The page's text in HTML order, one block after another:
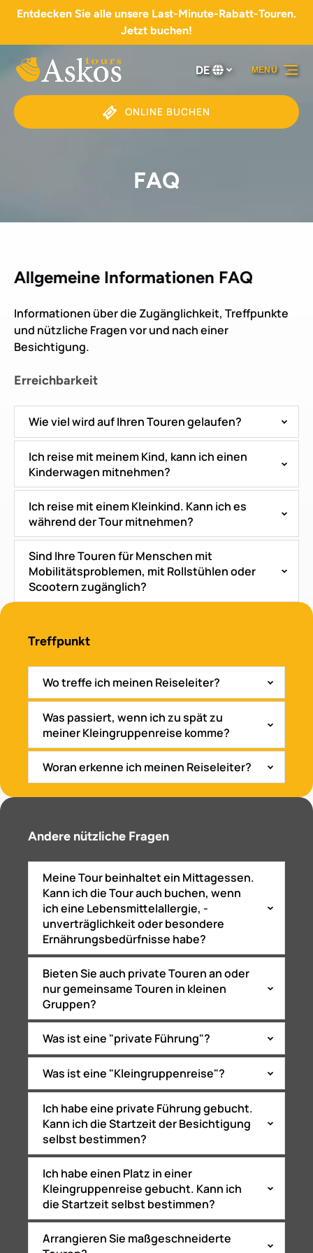
Zur Primärnavigation springen
Zum Inhalt springen
Zur Fußzeile springen
Entdecken Sie alle unsere Last-Minute-Rabatt-Touren.
Jetzt buchen!
Wählen
Sie
Sprache
DE
ONLINE BUCHEN
MENÜ
FAQ
Allgemeine Informationen FAQ
Informationen über die Zugänglichkeit, Treffpunkte
und nützliche Fragen vor und nach einer
Besichtigung.
Erreichbarkeit
Wie viel wird auf Ihren Touren gelaufen?
Ich reise mit meinem Kind, kann ich einen
Kinderwagen mitnehmen?
Ich reise mit einem Kleinkind. Kann ich es
während der Tour mitnehmen?
Sind Ihre Touren für Menschen mit
Mobilitätsproblemen, mit Rollstühlen oder
Scootern zugänglich?
Treffpunkt
Wo treffe ich meinen Reiseleiter?
Was passiert, wenn ich zu spät zu
meiner Kleingruppenreise komme?
Woran erkenne ich meinen Reiseleiter?
Andere nützliche Fragen
Meine Tour beinhaltet ein Mittagessen.
Kann ich die Tour auch buchen, wenn
ich eine Lebensmittelallergie, -
unverträglichkeit oder besondere
Ernährungsbedürfnisse habe?
Bieten Sie auch private Touren an oder
nur gemeinsame Touren in kleinen
Gruppen?
Was ist eine "private Führung"?
Was ist eine "Kleingruppenreise"?
Ich habe eine private Führung gebucht.
Kann ich die Startzeit der Besichtigung
selbst bestimmen?
Ich habe einen Platz in einer
Kleingruppenreise gebucht. Kann ich
die Startzeit selbst bestimmen?
Arrangieren Sie maßgeschneiderte